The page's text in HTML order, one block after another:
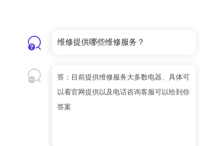
维修提供哪些维修服务？
答：目前提供维修服务大多数电器、具体可
以看官网提供以及电话咨询客服可以给到你
答案